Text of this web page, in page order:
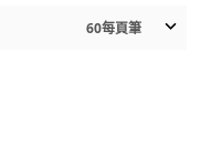
60每頁筆